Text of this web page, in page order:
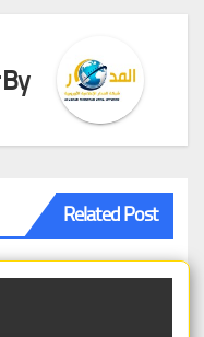
By
Related Post